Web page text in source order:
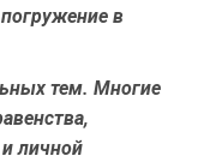
в
тем. Многие
личной